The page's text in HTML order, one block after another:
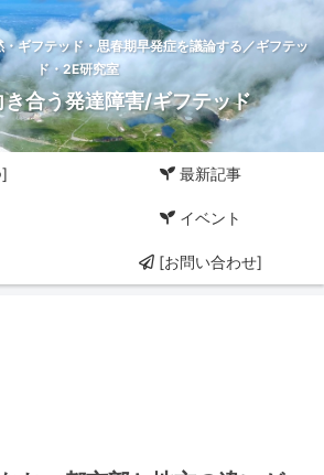
ギフテッド・思春期早発症を議論する／ギフテッ
ド・2E研究室
き合う発達障害/ギフテッド
最新記事
イベント
[お問い合わせ]